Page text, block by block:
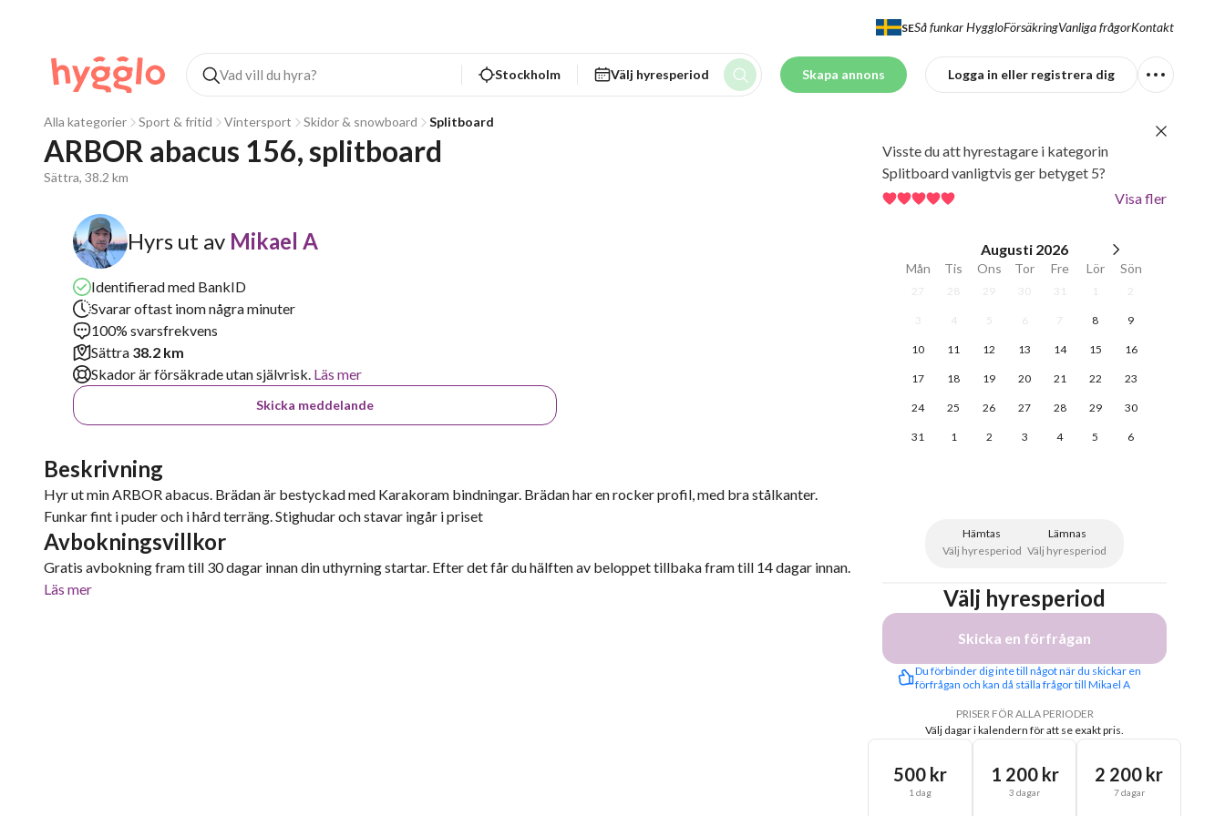
SESå funkar HyggloFörsäkringVanliga frågorKontakt
Stockholm Välj hyresperiod Skapa annons Logga in eller registrera dig
Alla kategorier Sport & fritid Vintersport Skidor & snowboard Splitboard
ARBOR abacus 156, splitboard
Sättra, 38.2 km
Hyrs ut av Mikael A
Identifierad med BankID
Svarar oftast inom några minuter
100% svarsfrekvens
Sättra 38.2 km
Skador är försäkrade utan självrisk. Läs mer
Skicka meddelande
Beskrivning
Hyr ut min ARBOR abacus. Brädan är bestyckad med Karakoram bindningar. Brädan har en rocker profil, med bra stålkanter.
Funkar fint i puder och i hård terräng. Stighudar och stavar ingår i priset
Avbokningsvillkor
Gratis avbokning fram till 30 dagar innan din uthyrning startar. Efter det får du hälften av beloppet tillbaka fram till 14 dagar innan.
Läs mer
Visste du att hyrestagare i kategorin
Splitboard vanligtvis ger betyget 5?
Visa fler
Augusti 2026
Mån Tis Ons Tor Fre Lör Sön
27 28 29 30 31 1 2
3 4 5 6 7 8 9
10 11 12 13 14 15 16
17 18 19 20 21 22 23
24 25 26 27 28 29 30
31 1 2 3 4 5 6
Hämtas
Välj hyresperiod
Lämnas
Välj hyresperiod
Välj hyresperiod
Skicka en förfrågan
Du förbinder dig inte till något när du skickar en
förfrågan och kan då ställa frågor till Mikael A
PRISER FÖR ALLA PERIODER
Välj dagar i kalendern för att se exakt pris.
500 kr
1 dag
1 200 kr
3 dagar
2 200 kr
7 dagar